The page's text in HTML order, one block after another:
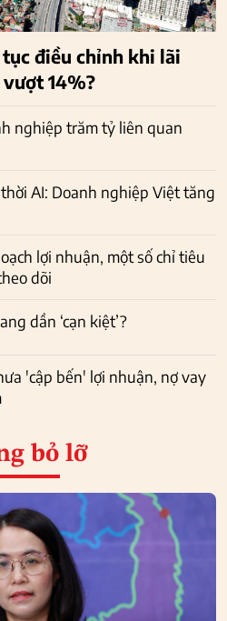
điều chỉnh khi lãi
14%?
nghiệp trăm tỷ liên quan
AI: Doanh nghiệp Việt tăng
lợi nhuận, một số chỉ tiêu
dõi
dần ‘cạn kiệt’?
'cập bến' lợi nhuận, nợ vay
bỏ lỡ